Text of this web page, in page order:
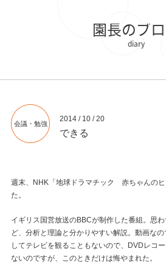
園長のブ
会議・勉強
2014 / 10 / 20
できる
週末、NHK「地球ドラマチック 赤ちゃんの
た。
イギリス国営放送のBBCが制作した番組。思
ど、分析と理論と分かりやすい解説。動画な
してテレビを観ることもないので、DVDレコ
ないのですが、このときだけは悔やまれた。